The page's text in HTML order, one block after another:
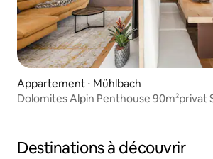
Appartement ⋅ Mühlbach
Dolomites Alpin Penthouse 90m²privat
Destinations à découvrir